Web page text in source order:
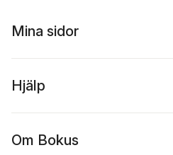
Mina sidor
Hjälp
Om Bokus